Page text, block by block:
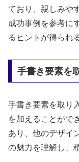
ており、親しみや
成功事例を参考に
るヒントが得られ
手書き要素を
手書き要素を取り
を加えることがで
あり、他のデザイ
の魅力を理解し、